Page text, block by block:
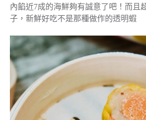
內餡近7成的海鮮夠有誠意了吧！而且
子，新鮮好吃不是那種做作的透明蝦